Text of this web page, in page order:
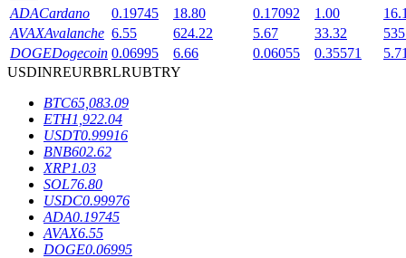
Bloqueios de BTR
ADACardano 0.19745 18.80 0.17092 1.00
AVAXAvalanche 6.55 624.22 5.67 33.32
DOGEDogecoin 0.06995 6.66 0.06055 0.35571
USDINREURBRLRUBTRY
BTC65,083.09
ETH1,922.04
USDT0.99916
BNB602.62
XRP1.03
SOL76.80
USDC0.99976
ADA0.19745
AVAX6.55
DOGE0.06995